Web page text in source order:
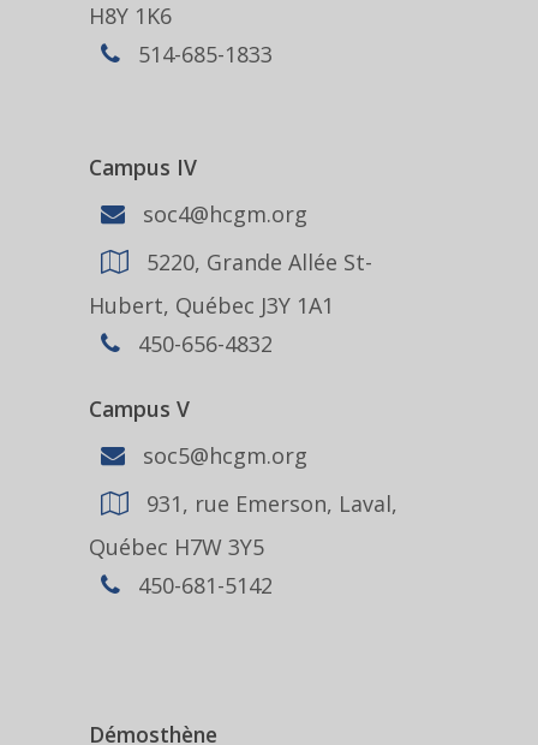
H8Y 1K6
514-685-1833
Campus IV
soc4@hcgm.org
5220, Grande Allée St-
Hubert, Québec J3Y 1A1
450-656-4832
Campus V
soc5@hcgm.org
931, rue Emerson, Laval,
Québec H7W 3Y5
450-681-5142
Démosthène